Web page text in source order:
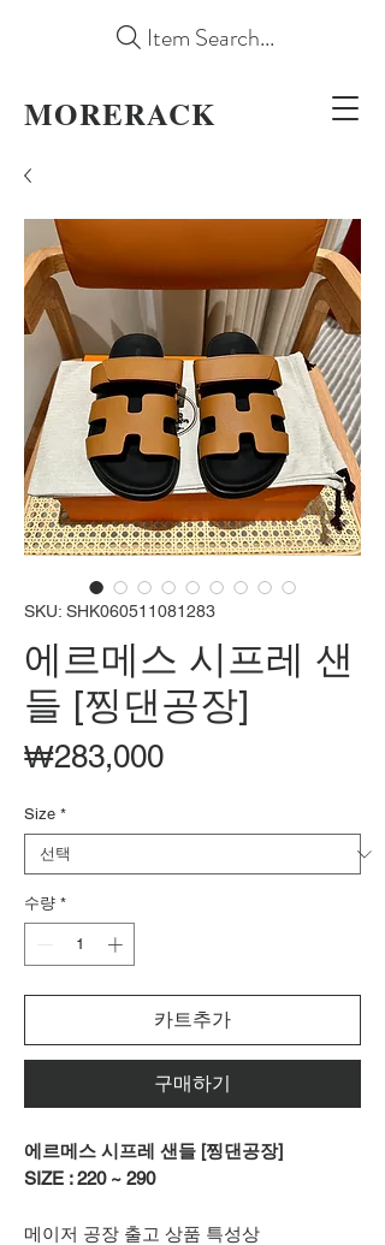
MORERACK
Item Search...
SKU: SHK060511081283
에르메스 시프레 샌
들 [찡댄공장]
₩283,000가
Size *
수량 *
카트추가
구매하기
에르메스 시프레 샌들 [찡댄공장]
SIZE : 220 ~ 290
메이저 공장 출고 상품 특성상